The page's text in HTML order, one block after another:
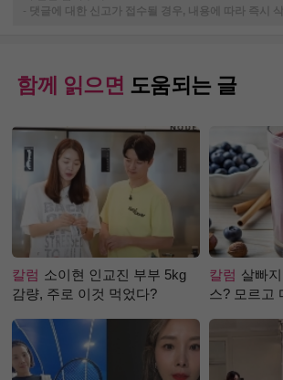
-
댓글에 대한 신고가 접수될 경우, 내용에 따라 즉시
함께 읽으면 도움되는 글
칼럼 소이현 인교진 부부 5kg
감량, 주로 이것 먹었다?
칼럼 살빠
스? 모르고